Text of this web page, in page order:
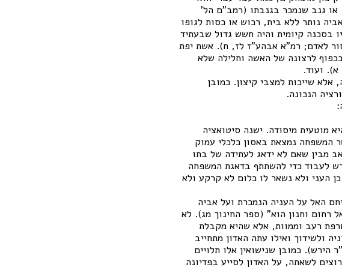
או גנב שנמכר בגנבתו (רמב"ם הל'
נותר ללא בית, רכוש או כסות לגופו
בסכנה קיומית והיה חשש גדול שבעתיד
לאדם; רמ"א אבהע"ז לז, ח). אשת יפת
לרצונה של האשה וחלילה שלא
ועוד.
אלא שייכות למצבי קיצון. כמובן
הנכונה.
מוטעית מיסודה. ישנה סיטואציה
המשפחה נמצאת באסון כלכלי עמוק
מבין שאם לא ידאג לעתידה של בתו
לעבוד כדי להשתתף בדאגת המשפחה
העני ולא נשאר לו כלום לא קרקע ולא
האל על העניה הנמכרת ועל אביה
רחום וחנון הוא" (ספר החינוך מג). לא
רעב וממוות, אלא שהיא מקבלת
ולשידוך ואילו עתה האדון מתחייב
כמובן שנישואין אלו תלויים
לשאתה, על האדון לסייע בפדיונה